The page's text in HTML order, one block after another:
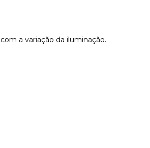
a variação da iluminação.